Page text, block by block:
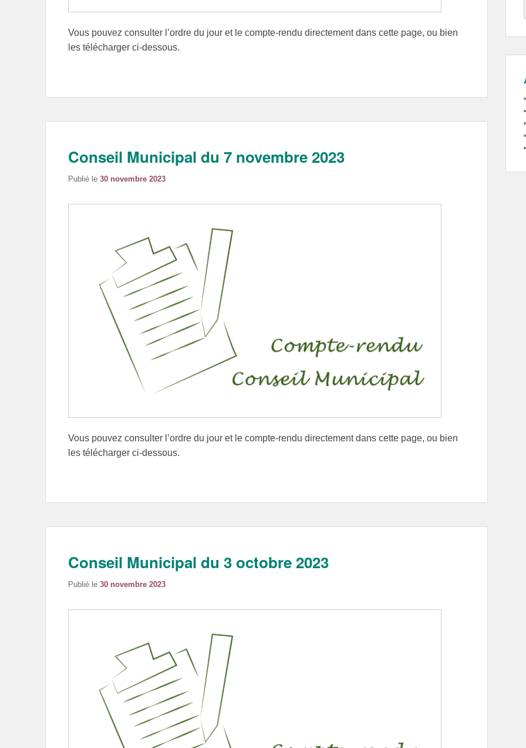
Vous pouvez consulter l’ordre du jour et le compte-rendu directement dans cette page, ou bien
les télécharger ci-dessous.
Conseil Municipal du 7 novembre 2023
Publié le 30 novembre 2023
Vous pouvez consulter l’ordre du jour et le compte-rendu directement dans cette page, ou bien
les télécharger ci-dessous.
Conseil Municipal du 3 octobre 2023
Publié le 30 novembre 2023